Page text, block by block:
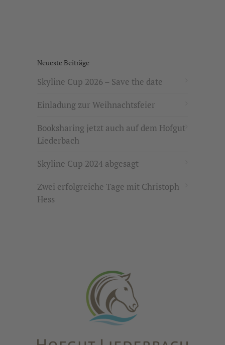
Neueste Beiträge
Skyline Cup 2026 – Save the date
Einladung zur Weihnachtsfeier
Booksharing jetzt auch auf dem Hofgut
Liederbach
Skyline Cup 2024 abgesagt
Zwei erfolgreiche Tage mit Christoph
Hess